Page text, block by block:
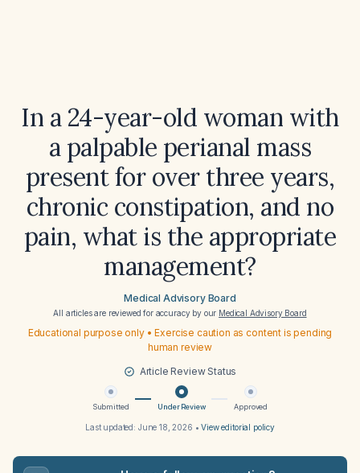
In a 24-year-old woman with
a palpable perianal mass
present for over three years,
chronic constipation, and no
pain, what is the appropriate
management?
Medical Advisory Board
All articles are reviewed for accuracy by our Medical Advisory Board
Educational purpose only • Exercise caution as content is pending
human review
Article Review Status
Submitted Under Review Approved
Last updated: June 18, 2026 •View editorial policy